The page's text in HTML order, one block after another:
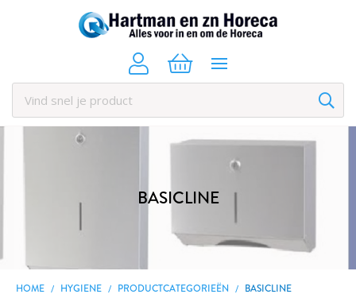
BASICLINE
HOME HYGIENE PRODUCTCATEGORIEËN BASICLINE